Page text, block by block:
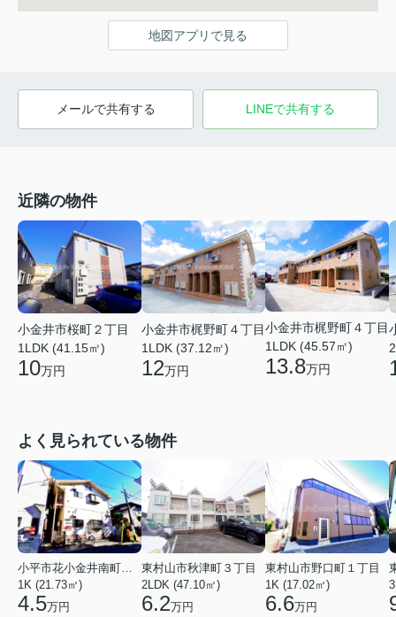
地図アプリで見る
メールで共有する LINEで共有する
近隣の物件
小金井市桜町２丁目
1LDK (41.15㎡)
10万円
小金井市梶野町４丁目
1LDK (37.12㎡)
12万円
小金井市梶野町４丁目
1LDK (45.57㎡)
13.8万円
よく見られている物件
小平市花小金井南町１丁目
1K (21.73㎡)
4.5万円
東村山市秋津町３丁目
2LDK (47.10㎡)
6.2万円
東村山市野口町１丁目
1K (17.02㎡)
6.6万円